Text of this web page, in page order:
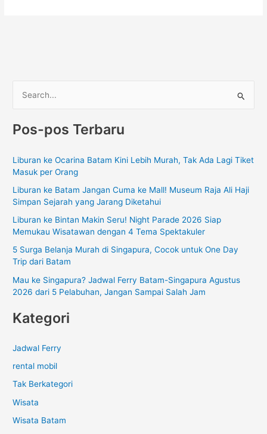
r
u
n
t
k
Pos-pos Terbaru
Liburan ke Ocarina Batam Kini Lebih Murah, Tak Ada Lagi Tiket
Masuk per Orang
Liburan ke Batam Jangan Cuma ke Mall! Museum Raja Ali Haji
Simpan Sejarah yang Jarang Diketahui
Liburan ke Bintan Makin Seru! Night Parade 2026 Siap
Memukau Wisatawan dengan 4 Tema Spektakuler
5 Surga Belanja Murah di Singapura, Cocok untuk One Day
Trip dari Batam
Mau ke Singapura? Jadwal Ferry Batam-Singapura Agustus
2026 dari 5 Pelabuhan, Jangan Sampai Salah Jam
Kategori
Jadwal Ferry
rental mobil
Tak Berkategori
Wisata
Wisata Batam